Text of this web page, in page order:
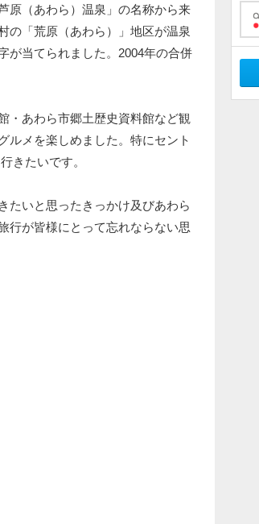
原（あわら）温泉」の名称から来
の「荒原（あわら）」地区が温泉
が当てられました。2004年の合併
・あわら市郷土歴史資料館など観
ルメを楽しめました。特にセント
きたいです。
たいと思ったきっかけ及びあわら
行が皆様にとって忘れならない思